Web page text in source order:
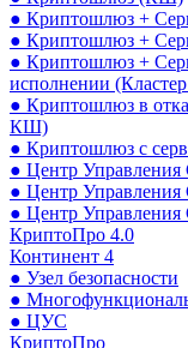
● Криптошлюз +
● Криптошлюз +
● Криптошлюз +
исполнении
● Криптошлюз в
КШ)
● Криптошлюз с
● Центр
● Центр
● Центр
КриптоПро 4.0
Континент 4
● Узел безопасности
●
● ЦУС
КриптоПро